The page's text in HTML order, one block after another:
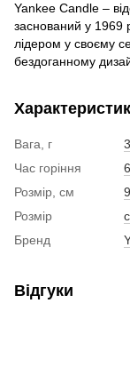
Yankee Candle –
заснований у 1969
лідером у своєму
бездоганному
Вага, г
Час горіння
Розмір, см
Розмір
Бренд
Відгуки